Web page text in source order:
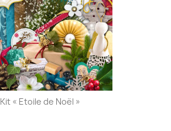
Kit « Etoile de Noël »